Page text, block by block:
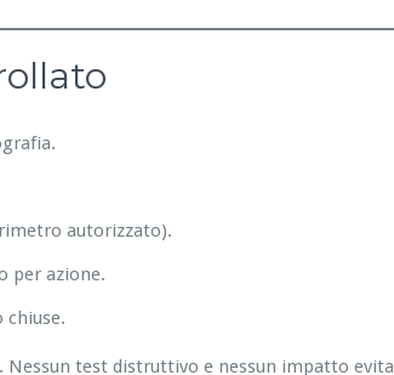
autorizzato).
per azione.
chiuse.
test distruttivo e nessun impatto